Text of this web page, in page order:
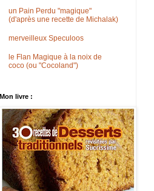
un Pain Perdu "magique"
(d'après une recette de Michalak)
merveilleux Speculoos
le Flan Magique à la noix de
coco (ou "Cocoland")
Mon livre :